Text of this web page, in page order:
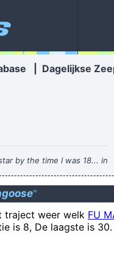
Dagelijkse
by the time I was 18... in
anyway~ George Michael
a couple of hours if you'd
the peanut butter.
een andere kamer, maar ik
"
traject weer welk FU
is 8, De laagste is 30.